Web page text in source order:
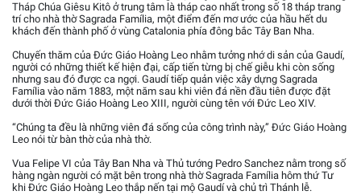
Tháp Chúa Giêsu Kitô ở trung tâm là tháp cao nhất trong số 18 tháp trang
trí cho nhà thờ Sagrada Família, một điểm đến mơ ước của hầu hết du
khách đến thành phố ở vùng Catalonia phía đông bắc Tây Ban Nha.
Chuyến thăm của Đức Giáo Hoàng Leo nhằm tưởng nhớ di sản của Gaudí,
người có những thiết kế hiện đại, cấp tiến từng bị chế giễu khi còn sống
nhưng sau đó được ca ngợi. Gaudí tiếp quản việc xây dựng Sagrada
Família vào năm 1883, một năm sau khi viên đá nền đầu tiên được đặt
dưới thời Đức Giáo Hoàng Leo XIII, người cùng tên với Đức Leo XIV.
“Chúng ta đều là những viên đá sống của công trình này,” Đức Giáo Hoàng
Leo nói từ bàn thờ của nhà thờ.
Vua Felipe VI của Tây Ban Nha và Thủ tướng Pedro Sanchez nằm trong số
hàng ngàn người có mặt bên trong nhà thờ Sagrada Família hôm thứ Tư
khi Đức Giáo Hoàng Leo thắp nến tại mộ Gaudí và chủ trì Thánh lễ.